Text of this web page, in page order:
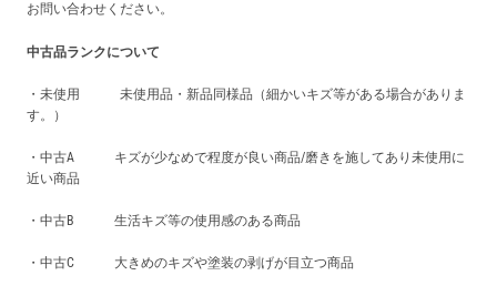
お問い合わせください。
中古品ランクについて
・未使用 未使用品・新品同様品（細かいキズ等がある場合がありま
す。）
・中古A キズが少なめで程度が良い商品/磨きを施してあり未使用に
近い商品
・中古B 生活キズ等の使用感のある商品
・中古C 大きめのキズや塗装の剥げが目立つ商品